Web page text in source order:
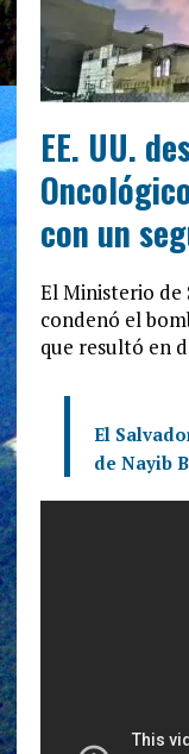
EE. UU.
con un
El Ministerio de
condenó el
que resultó en
El
de Nayib